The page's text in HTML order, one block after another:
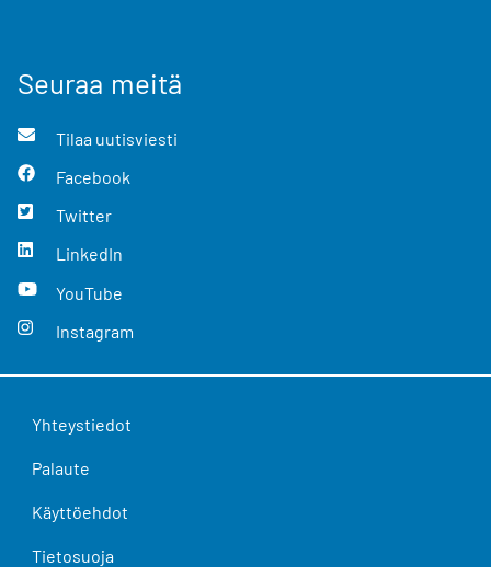
Seuraa meitä
Tilaa uutisviesti
Facebook
Twitter
LinkedIn
YouTube
Instagram
Yhteystiedot
Palaute
Käyttöehdot
Tietosuoja